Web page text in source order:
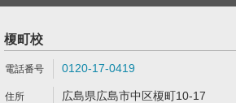
榎町校
0120-17-0419
広島県広島市中区榎町10-17